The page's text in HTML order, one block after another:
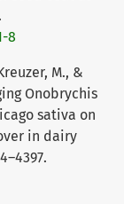
8
M., &
Onobrychis
sativa on
in dairy